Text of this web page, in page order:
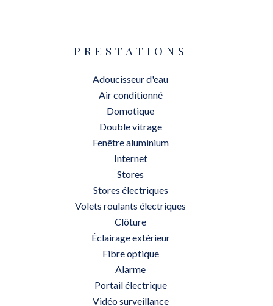
PRESTATIONS
Adoucisseur d'eau
Air conditionné
Domotique
Double vitrage
Fenêtre aluminium
Internet
Stores
Stores électriques
Volets roulants électriques
Clôture
Éclairage extérieur
Fibre optique
Alarme
Portail électrique
Vidéo surveillance